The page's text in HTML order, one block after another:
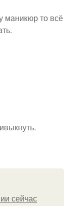
маникюр то всё
сейчас